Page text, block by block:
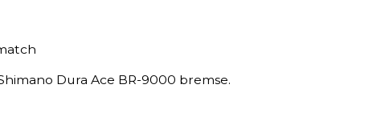
Dura Ace BR-9000 bremse.